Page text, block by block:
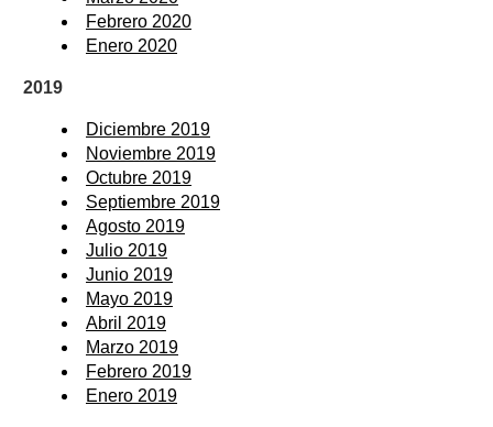
Febrero 2020
Enero 2020
2019
Diciembre 2019
Noviembre 2019
Octubre 2019
Septiembre 2019
Agosto 2019
Julio 2019
Junio 2019
Mayo 2019
Abril 2019
Marzo 2019
Febrero 2019
Enero 2019